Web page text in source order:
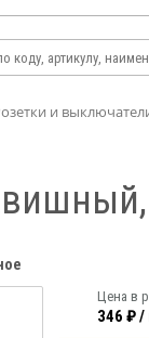
и
Цена в
346 ₽